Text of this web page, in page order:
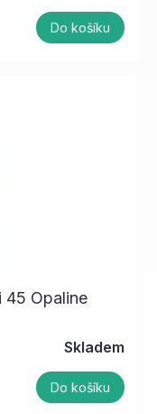
Do košíku
45 Opaline
Skladem
Do košíku